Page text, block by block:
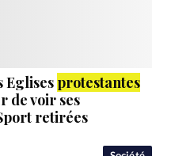
Eglises protestantes
de voir ses
retirées